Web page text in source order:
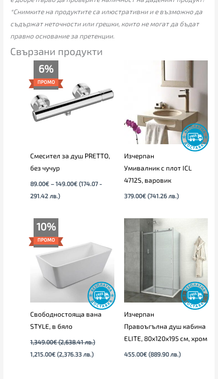
*Снимките на продуктите са илюстративни и е възможно да
съдържат неточности или грешки, които не могат да бъдат
правно основание за претенции.
Свързани продукти
6%
ПРОМО
Смесител за душ PRETTO,
без чучур
89.00€ – 149.00€
through
149.00€
(174.07 -
291.42 лв.)
Изчерпан
Умивалник с плот ICL
4712S, варовик
379.00€ (741.26 лв.)
10%
ПРОМО
Свободностояща вана
STYLE, в бяло
1,349.00€ (2,638.41 лв.)
Original
price
was:
1,349.00€
(2,638.41
лв.).
1,215.00€ (2,376.33 лв.)
1,215.00€
(2,376.33
Изчерпан
Правоъгълна душ кабина
ELITE, 80х120х195 см, хром
455.00€ (889.90 лв.)